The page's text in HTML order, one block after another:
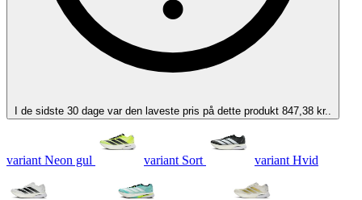
I de sidste 30 dage var den laveste pris på dette produkt 847,38 kr..
variant Neon gul variant Sort variant Hvid